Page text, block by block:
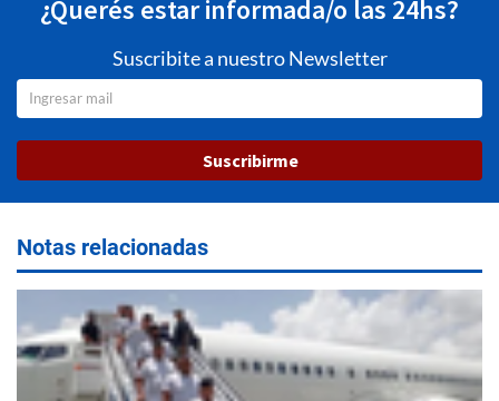
¿Querés estar informada/o las 24hs?
Suscribite a nuestro Newsletter
Suscribirme
Notas relacionadas